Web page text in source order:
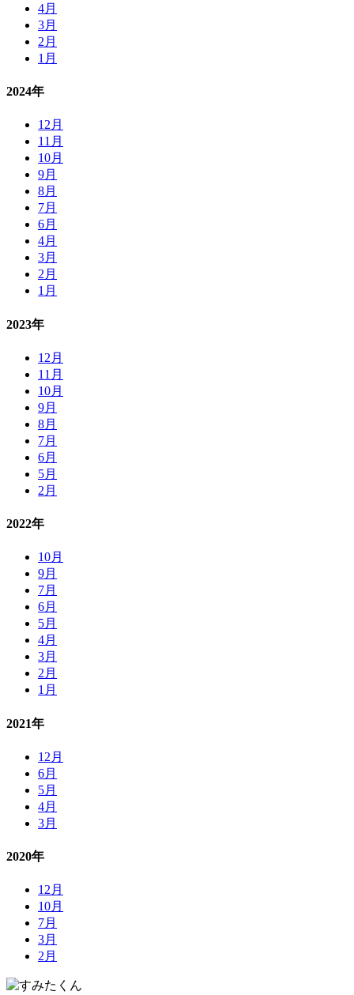
4月
3月
2月
1月
2024年
12月
11月
10月
9月
8月
7月
6月
4月
3月
2月
1月
2023年
12月
11月
10月
9月
8月
7月
6月
5月
2月
2022年
10月
9月
7月
6月
5月
4月
3月
2月
1月
2021年
12月
6月
5月
4月
3月
2020年
12月
10月
7月
3月
2月